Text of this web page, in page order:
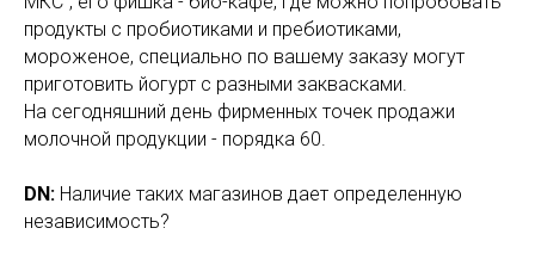
продукты с пробиотиками и пребиотиками,
мороженое, специально по вашему заказу могут
приготовить йогурт с разными заквасками.
На сегодняшний день фирменных точек продажи
молочной продукции - порядка 60.
DN: Наличие таких магазинов дает определенную
независимость?